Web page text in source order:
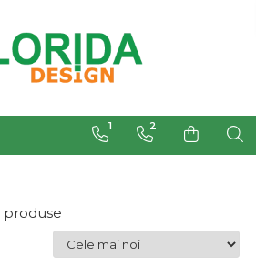
1 2
produse